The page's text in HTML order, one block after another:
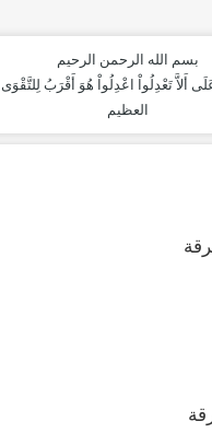
بسم الله الرحمن الرحيم
أَلاَّ تَعْدِلُواْ اعْدِلُواْ هُوَ أَقْرَبُ لِلتَّقْوَى
العظيم